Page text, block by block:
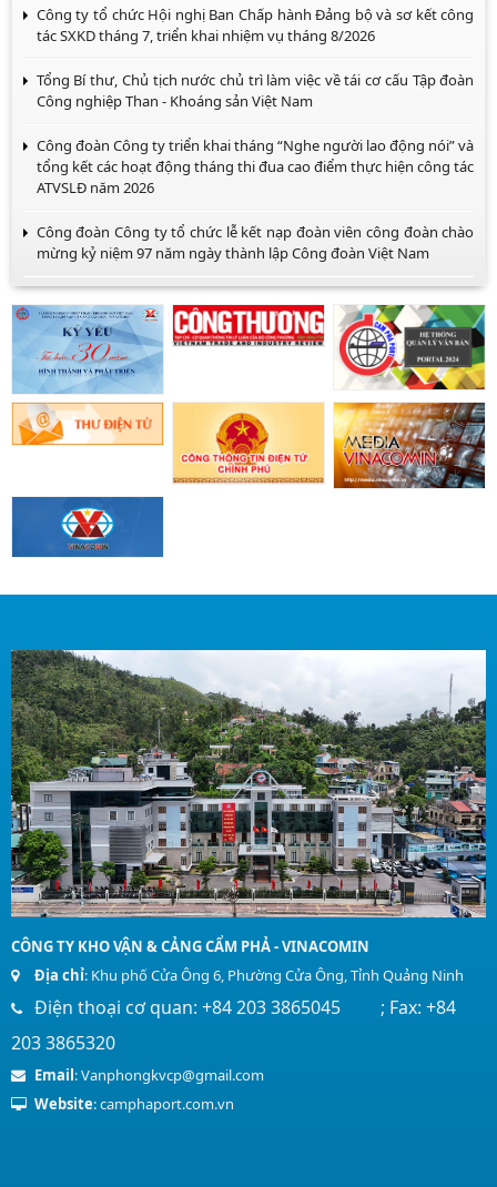
Công ty tổ chức Hội nghị Ban Chấp hành Đảng bộ và sơ kết công
tác SXKD tháng 7, triển khai nhiệm vụ tháng 8/2026
Tổng Bí thư, Chủ tịch nước chủ trì làm việc về tái cơ cấu Tập đoàn
Công nghiệp Than - Khoáng sản Việt Nam
Công đoàn Công ty triển khai tháng “Nghe người lao động nói” và
tổng kết các hoạt động tháng thi đua cao điểm thực hiện công tác
ATVSLĐ năm 2026
Công đoàn Công ty tổ chức lễ kết nạp đoàn viên công đoàn chào
mừng kỷ niệm 97 năm ngày thành lập Công đoàn Việt Nam
CÔNG TY KHO VẬN & CẢNG CẨM PHẢ - VINACOMIN
Địa chỉ: Khu phố Cửa Ông 6, Phường Cửa Ông, Tỉnh Quảng Ninh
Điện thoại cơ quan: +84 203 3865045 ; Fax: +84
203 3865320
Email: Vanphongkvcp@gmail.com
Website: camphaport.com.vn